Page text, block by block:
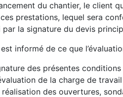
du chantier, le client
prestations, lequel sera
la signature du devis
informé de ce que
des présentes
de la charge de
des ouvertures,